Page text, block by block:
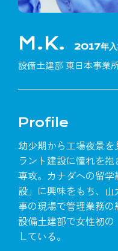
M.K. 2017年入
設備土建部 東日本事業
Profile
幼少期から工場夜景
ラント建設に憧れを
専攻。カナダへの留
設」に興味をもち、
事の現場で管理業務の
設備土建部で女性初
している。